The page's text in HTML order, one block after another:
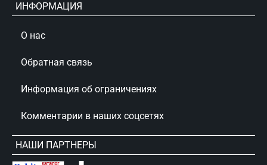
ИНФОРМАЦИЯ
О нас
Обратная связь
Информация об ограничениях
Комментарии в наших соцсетях
НАШИ ПАРТНЕРЫ